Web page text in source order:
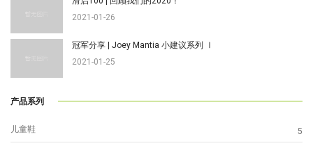
2021-01-26
冠军分享 | Joey Mantia 小建议系列 Ⅰ
2021-01-25
产品系列
儿童鞋 5